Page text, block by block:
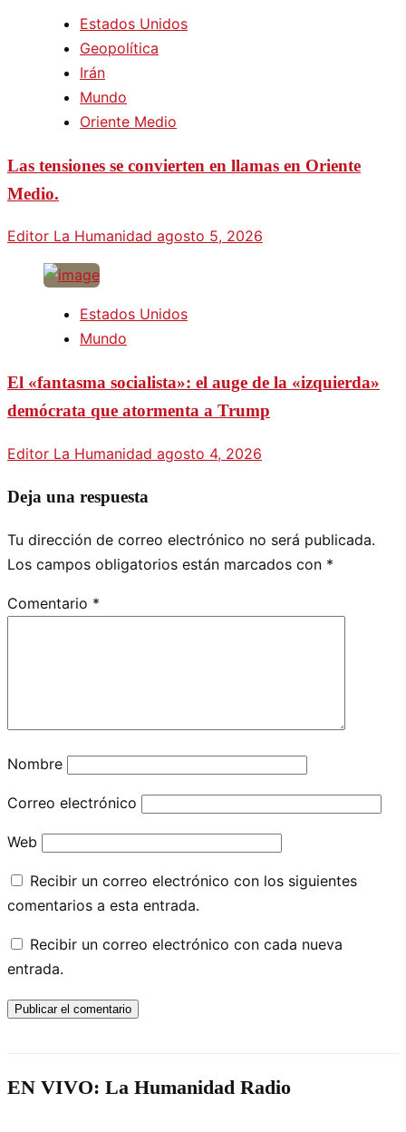
Estados Unidos
Geopolítica
Irán
Mundo
Oriente Medio
Las tensiones se convierten en llamas en Oriente
Medio.
Editor La Humanidad agosto 5, 2026
Estados Unidos
Mundo
El «fantasma socialista»: el auge de la «izquierda»
demócrata que atormenta a Trump
Editor La Humanidad agosto 4, 2026
Deja una respuesta
Tu dirección de correo electrónico no será publicada.
Los campos obligatorios están marcados con *
Comentario *
Nombre
Correo electrónico
Web
Recibir un correo electrónico con los siguientes
comentarios a esta entrada.
Recibir un correo electrónico con cada nueva
entrada.
EN VIVO: La Humanidad Radio